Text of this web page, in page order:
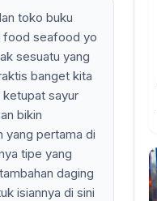
toko buku
food seafood yo
sesuatu yang
banget kita
ketupat sayur
bikin
yang pertama di
tipe yang
daging
isiannya di sini